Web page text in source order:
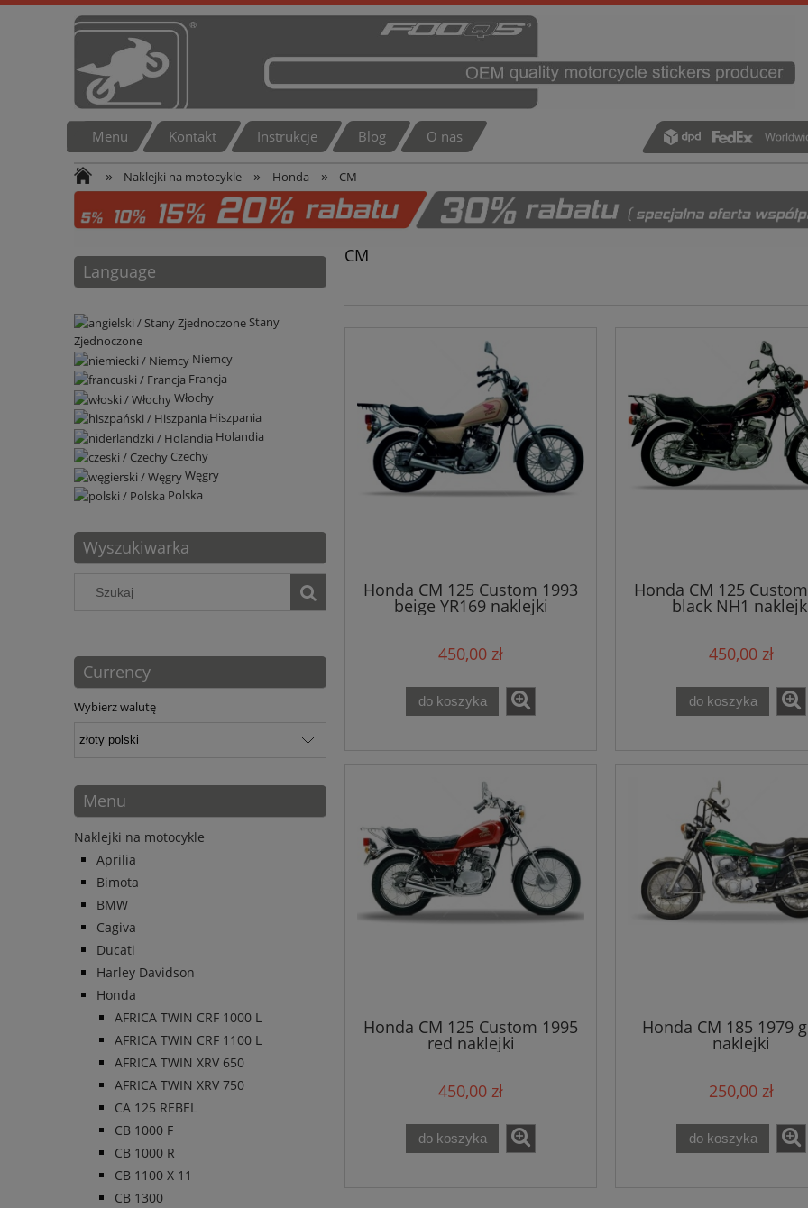
Menu Kontakt Instrukcje Blog O nas
» Naklejki na motocykle » Honda » CM
Language
Stany
Zjednoczone
Niemcy
Francja
Włochy
Hiszpania
Holandia
Czechy
Węgry
Polska
Wyszukiwarka
Currency
Wybierz walutę
Menu
Naklejki na motocykle
Aprilia
Bimota
BMW
Cagiva
Ducati
Harley Davidson
Honda
AFRICA TWIN CRF 1000 L
AFRICA TWIN CRF 1100 L
AFRICA TWIN XRV 650
AFRICA TWIN XRV 750
CA 125 REBEL
CB 1000 F
CB 1000 R
CB 1100 X 11
CB 1300
CM
Honda CM 125 Custom 1993
beige YR169 naklejki
450,00 zł
do koszyka
Honda CM 125
black NH1
450,00 zł
do koszyka
Honda CM 125 Custom 1995
red naklejki
450,00 zł
do koszyka
Honda CM 185 1979
naklejki
250,00 zł
do koszyka